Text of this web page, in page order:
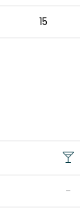
15
-